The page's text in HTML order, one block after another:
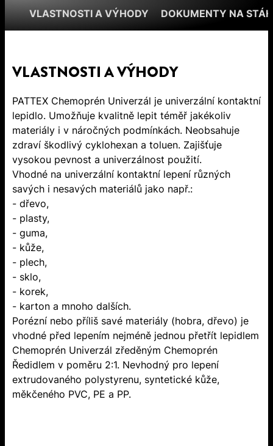
VLASTNOSTI A VÝHODY DOKUMENTY NA
VLASTNOSTI A VÝHODY
PATTEX Chemoprén Univerzál je univerzální kontaktní
lepidlo. Umožňuje kvalitně lepit téměř jakékoliv
materiály i v náročných podmínkách. Neobsahuje
zdraví škodlivý cyklohexan a toluen. Zajišťuje
vysokou pevnost a univerzálnost použití.
Vhodné na univerzální kontaktní lepení různých
savých i nesavých materiálů jako např.:
- dřevo,
- plasty,
- guma,
- kůže,
- plech,
- sklo,
- korek,
- karton a mnoho dalších.
Porézní nebo příliš savé materiály (hobra, dřevo) je
vhodné před lepením nejméně jednou přetřít lepidlem
Chemoprén Univerzál zředěným Chemoprén
Ředidlem v poměru 2:1. Nevhodný pro lepení
extrudovaného polystyrenu, syntetické kůže,
měkčeného PVC, PE a PP.